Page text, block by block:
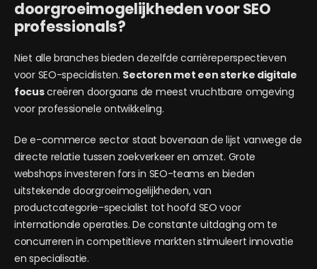
doorgroeimogelijkheden voor SEO
professionals?
Niet alle branches bieden dezelfde carrièreperspectieven
voor SEO-specialisten. Sectoren met een sterke digitale
focuscreëren doorgaans de meest vruchtbare omgeving
voor professionele ontwikkeling.
De e-commerce sector staat bovenaan de lijst vanwege de
directe relatie tussen zoekverkeer en omzet. Grote
webshops investeren fors in SEO-teams en bieden
uitstekende doorgroeimogelijkheden, van
productcategorie-specialist tot hoofd SEO voor
internationale operaties. De constante uitdaging om te
concurreren in competitieve markten stimuleert innovatie
en specialisatie.